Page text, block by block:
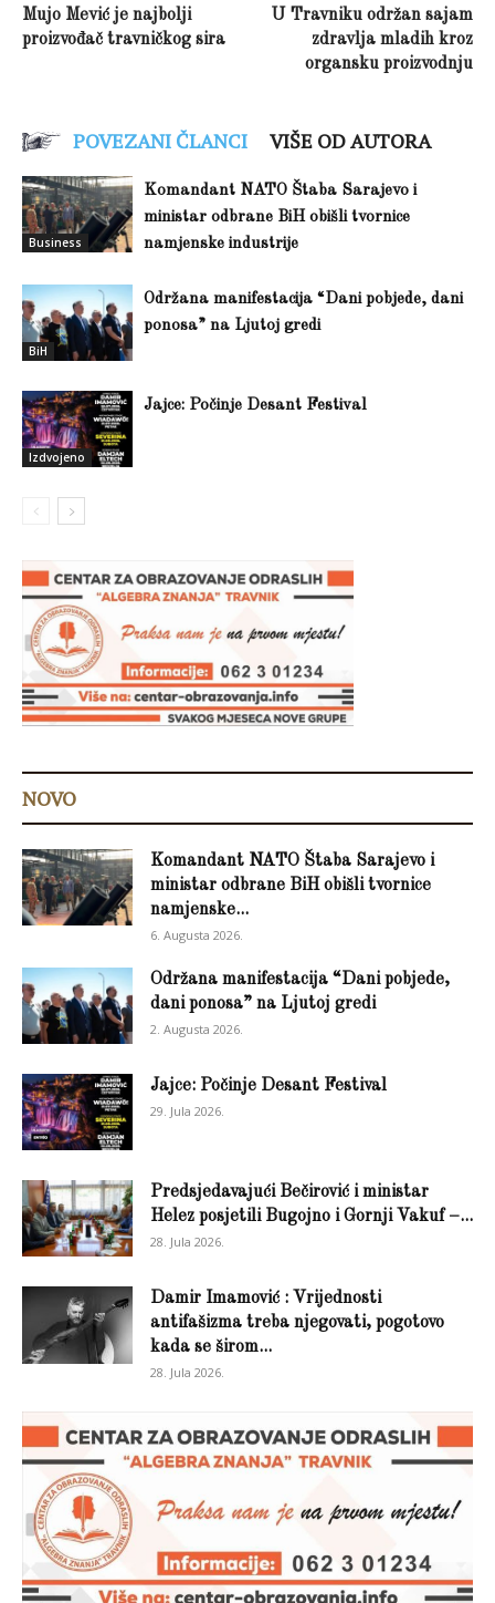
Mujo Mević je najbolji
proizvođač travničkog sira
U Travniku održan sajam
zdravlja mladih kroz
organsku proizvodnju
POVEZANI ČLANCI VIŠE OD AUTORA
Business
Komandant NATO Štaba Sarajevo i
ministar odbrane BiH obišli tvornice
namjenske industrije
BiH
Održana manifestacija “Dani pobjede, dani
ponosa” na Ljutoj gredi
Izdvojeno
Jajce: Počinje Desant Festival
NOVO
Komandant NATO Štaba Sarajevo i
ministar odbrane BiH obišli tvornice
namjenske...
6. Augusta 2026.
Održana manifestacija “Dani pobjede,
dani ponosa” na Ljutoj gredi
2. Augusta 2026.
Jajce: Počinje Desant Festival
29. Jula 2026.
Predsjedavajući Bečirović i ministar
Helez posjetili Bugojno i Gornji Vakuf –...
28. Jula 2026.
Damir Imamović : Vrijednosti
antifašizma treba njegovati, pogotovo
kada se širom...
28. Jula 2026.